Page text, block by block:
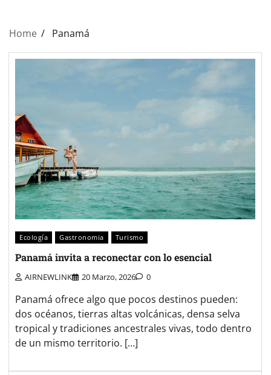
Home Panamá
Ecología Gastronomia Turismo
Panamá invita a reconectar con lo esencial
AIRNEWLINK 20 Marzo, 2026 0
Panamá ofrece algo que pocos destinos pueden:
dos océanos, tierras altas volcánicas, densa selva
tropical y tradiciones ancestrales vivas, todo dentro
de un mismo territorio. […]